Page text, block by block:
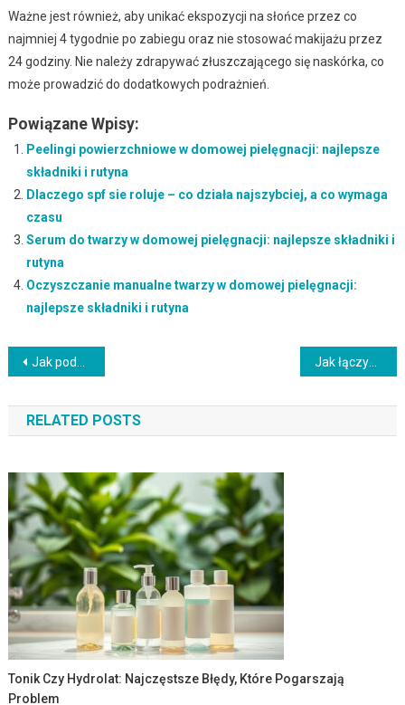
Ważne jest również, aby unikać ekspozycji na słońce przez co
najmniej 4 tygodnie po zabiegu oraz nie stosować makijażu przez
24 godziny. Nie należy zdrapywać złuszczającego się naskórka, co
może prowadzić do dodatkowych podrażnień.
Powiązane Wpisy:
Peelingi powierzchniowe w domowej pielęgnacji: najlepsze
składniki i rutyna
Dlaczego spf sie roluje – co działa najszybciej, a co wymaga
czasu
Serum do twarzy w domowej pielęgnacji: najlepsze składniki i
rutyna
Oczyszczanie manualne twarzy w domowej pielęgnacji:
najlepsze składniki i rutyna
Nawigacja
wpisu
Jak podejść do tematu: DIY dla skóry tłustej krok po kroku Jak łączyć kwasy i retinol – najczęstsze błędy i skuteczne alternatywy
RELATED POSTS
Tonik Czy Hydrolat: Najczęstsze Błędy, Które Pogarszają
Problem